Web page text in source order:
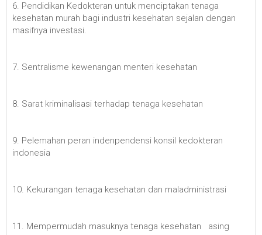
6. Pendidikan Kedokteran untuk menciptakan tenaga
kesehatan murah bagi industri kesehatan sejalan dengan
masifnya investasi.
7. Sentralisme kewenangan menteri kesehatan
8. Sarat kriminalisasi terhadap tenaga kesehatan
9. Pelemahan peran indenpendensi konsil kedokteran
indonesia
10. Kekurangan tenaga kesehatan dan maladministrasi
11. Mempermudah masuknya tenaga kesehatan asing